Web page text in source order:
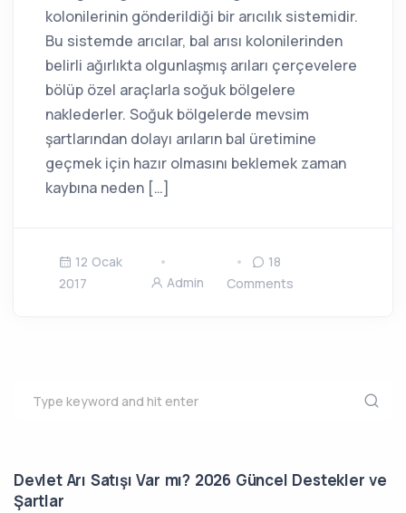
kolonilerinin gönderildiği bir arıcılık sistemidir.
Bu sistemde arıcılar, bal arısı kolonilerinden
belirli ağırlıkta olgunlaşmış arıları çerçevelere
bölüp özel araçlarla soğuk bölgelere
naklederler. Soğuk bölgelerde mevsim
şartlarından dolayı arıların bal üretimine
geçmek için hazır olmasını beklemek zaman
kaybına neden […]
12 Ocak
2017
Admin
18
Comments
Devlet Arı Satışı Var mı? 2026 Güncel Destekler ve
Şartlar